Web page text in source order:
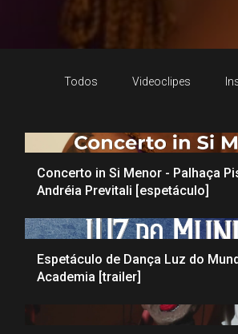
Todos Videoclipes
Concerto in Si Menor - Palhaça
Andréia Previtali [espetáculo]
Espetáculo de Dança Luz do
Academia [trailer]